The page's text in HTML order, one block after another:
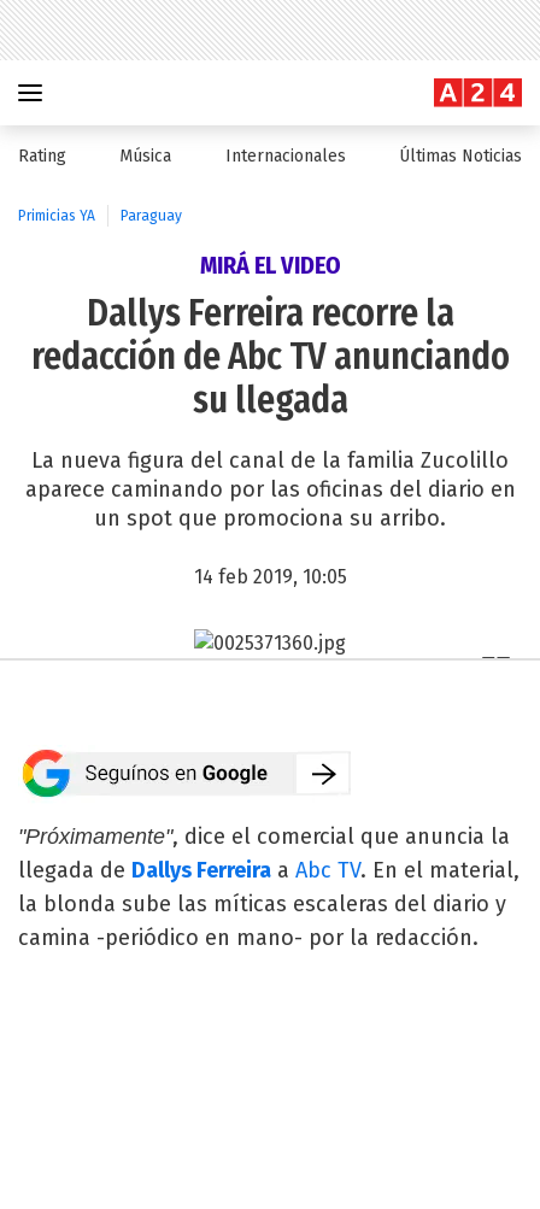
Rating Música Internacionales Últimas Noticias
Primicias YA Paraguay
MIRÁ EL VIDEO
Dallys Ferreira recorre la
redacción de Abc TV anunciando
su llegada
La nueva figura del canal de la familia Zucolillo
aparece caminando por las oficinas del diario en
un spot que promociona su arribo.
14 feb 2019, 10:05
"Próximamente", dice el comercial que anuncia la
llegada de Dallys Ferreira a Abc TV. En el material,
la blonda sube las míticas escaleras del diario y
camina -periódico en mano- por la redacción.